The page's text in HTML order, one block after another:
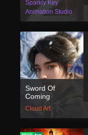
Sparkly Key
Animation Studio
Sword Of
Coming
Cloud Art